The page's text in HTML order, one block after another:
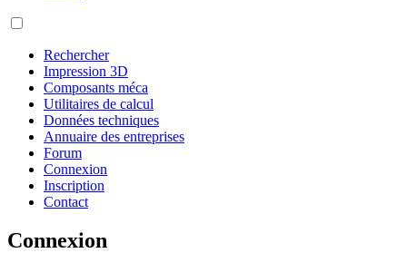
Rechercher
Impression 3D
Composants méca
Utilitaires de calcul
Données techniques
Annuaire des entreprises
Forum
Connexion
Inscription
Contact
Connexion